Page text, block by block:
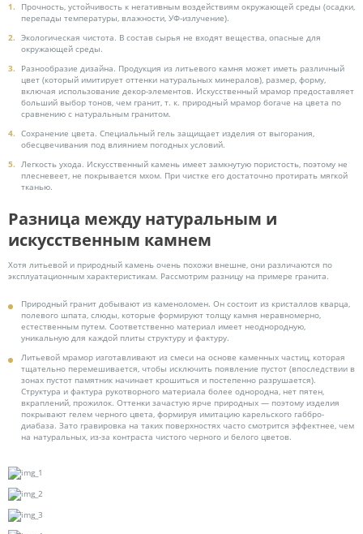
Прочность, устойчивость к негативным воздействиям окружающей среды (осадки,
перепады температуры, влажности, УФ-излучение).
Экологическая чистота. В состав сырья не входят вещества, опасные для
окружающей среды.
Разнообразие дизайна. Продукция из литьевого камня может иметь различный
цвет (который имитирует оттенки натуральных минералов), размер, форму,
включая использование декор-элементов. Искусственный мрамор предоставляет
больший выбор тонов, чем гранит, т. к. природный мрамор богаче на цвета по
сравнению с натуральным гранитом.
Сохранение цвета. Специальный гель защищает изделия от выгорания,
обесцвечивания под влиянием погодных условий.
Легкость ухода. Искусственный камень имеет замкнутую пористость, поэтому не
плесневеет, не покрывается мхом. При чистке его достаточно протирать мягкой
тканью.
Разница между натуральным и
искусственным камнем
Хотя литьевой и природный камень очень похожи внешне, они различаются по
эксплуатационным характеристикам. Рассмотрим разницу на примере гранита.
Природный гранит добывают из каменоломен. Он состоит из кристаллов кварца,
полевого шпата, слюды, которые формируют толщу камня неравномерно,
естественным путем. Соответственно материал имеет неоднородную,
уникальную для каждой плиты структуру и фактуру.
Литьевой мрамор изготавливают из смеси на основе каменных частиц, которая
тщательно перемешивается, чтобы исключить появление пустот (впоследствии в
зонах пустот памятник начинает крошиться и постепенно разрушается).
Структура и фактура рукотворного материала более однородна, нет пятен,
вкраплений, прожилок. Оттенки зачастую ярче природных — поэтому изделия
покрывают гелем черного цвета, формируя имитацию карельского габбро-
диабаза. Зато гравировка на таких поверхностях часто смотрится эффектнее, чем
на натуральных, из-за контраста чистого черного и белого цветов.